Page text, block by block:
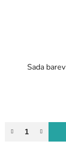
Sada